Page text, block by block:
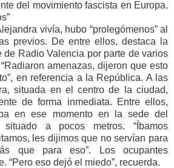
del movimiento fascista en Europa.
vivía, hubo “prolegómenos” al
previos. De entre ellos, destaca la
de Radio Valencia por parte de varios
amenazas, dijeron que esto
en referencia a la República. A las
situada en el centro de la ciudad,
de forma inmediata. Entre ellos,
en ese momento en la sede del
situado a pocos metros. “Íbamos
les dijimos que no servían para
que para eso”. Los ocupantes
“Pero eso dejó el miedo”, recuerda.